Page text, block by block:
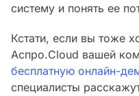
систему и понять ее
Кстати, если вы тоже
Аспро.Cloud вашей
бесплатную онлайн-
специалисты